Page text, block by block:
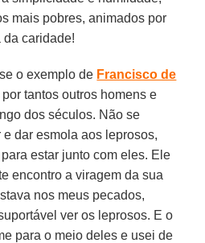
mais pobres, animados por
da caridade!
o exemplo de Francisco de
tantos outros homens e
dos séculos. Não se
dar esmola aos leprosos,
estar junto com eles. Ele
encontro a viragem da sua
nos meus pecados,
ver os leprosos. E o
para o meio deles e usei de